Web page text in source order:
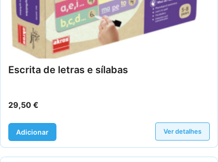
Escrita de letras e sílabas
29,50 €
Adicionar Ver detalhes